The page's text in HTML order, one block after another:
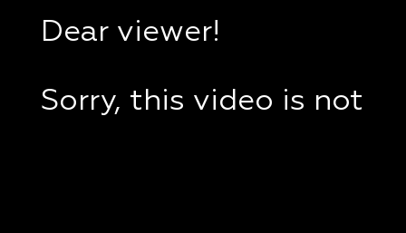
Dear viewer!
Sorry, this video is not